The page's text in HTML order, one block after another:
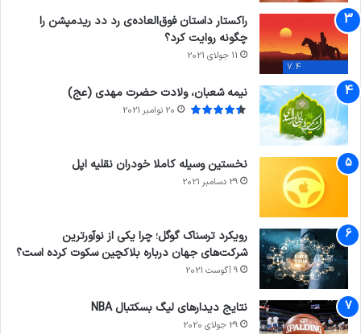
7.4
راکستار داستان فوق‌العاده‌ی رد دد ریدمپشن را
چگونه روایت کرد؟
11 جولای 2021
نیمه شعبان، ولادت حضرت مهدی (عج)
20 نوامبر 2021
نخستین وسیله کاملا خودران نقلیه اپل
29 دسامبر 2021
رویکرد ترسناک گوگل؛ چرا یکی از نوآورترین
شرکت‌های جهان درباره بلاکچین سکوت کرده است؟
9 آگوست 2021
نتایج دیدار‌های لیگ بسکتبال NBA
29 جولای 2020